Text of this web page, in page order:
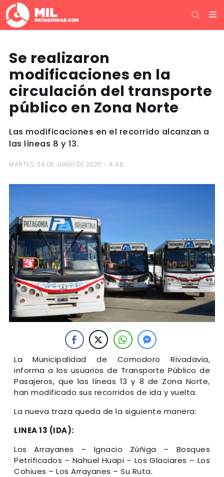
Se realizaron
modificaciones en la
circulación del transporte
público en Zona Norte
Las modificaciones en el recorrido alcanzan a
las líneas 8 y 13.
MARTES, 24 DE JUNIO DE 2025 - 4:46
La Municipalidad de Comodoro Rivadavia,
informa a los usuarios de Transporte Público de
Pasajeros, que las líneas 13 y 8 de Zona Norte,
han modificado sus recorridos de ida y vuelta.
La nueva traza queda de la siguiente manera:
LINEA 13 (IDA):
Los Arrayanes – Ignacio Zúñiga – Bosques
Petrificados – Nahuel Huapi – Los Glaciares – Los
Cohiues – Los Arrayanes – Su Ruta.